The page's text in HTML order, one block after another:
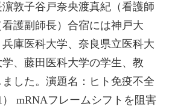
敦子谷戸奈央渡真紀（看護師
護副師長）合宿には神戸大
庫医科大学、奈良県立医科大
、藤田医科大学の学生、教
した。演題名：ヒト免疫不全
mRNAフレームシフトを阻害